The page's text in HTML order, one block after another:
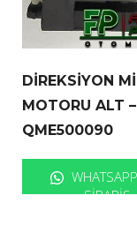
DİREKSİYON
MOTORU ALT –
QME500090
SIPARIŞ